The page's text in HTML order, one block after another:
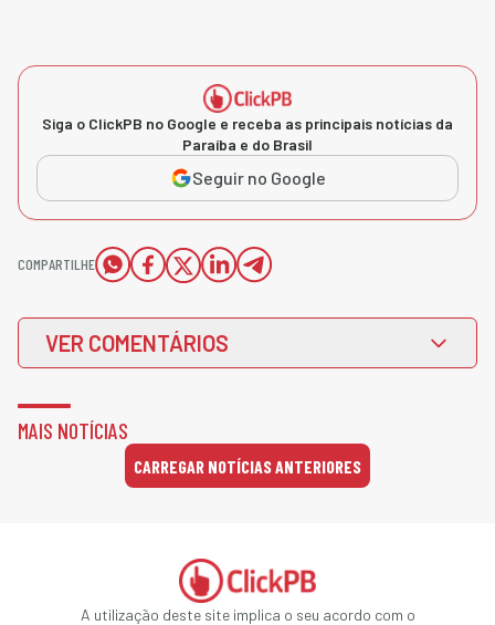
Siga o ClickPB no Google e receba as principais notícias da
Paraíba e do Brasil
Seguir no Google
COMPARTILHE
VER COMENTÁRIOS
MAIS NOTÍCIAS
CARREGAR NOTÍCIAS ANTERIORES
A utilização deste site implica o seu acordo com o